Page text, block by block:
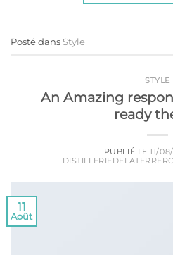
Posté dans Style
STYLE
An Amazing
ready
PUBLIÉ LE11/
11
Août